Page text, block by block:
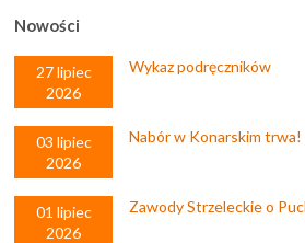
Nowości
27 lipiec
2026
Wykaz podręczników
03 lipiec
2026
Nabór w Konarskim trwa!
01 lipiec
2026
Zawody Strzeleckie o